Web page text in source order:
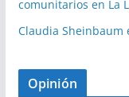
comunitarios en La
Claudia Sheinbaum
Opinión